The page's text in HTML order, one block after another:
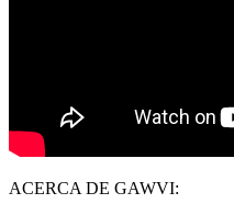
ACERCA DE GAWVI: